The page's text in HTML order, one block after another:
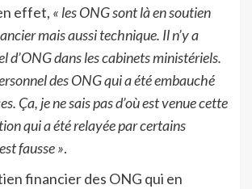
effet, « les ONG sont là en soutien
mais aussi technique. Il n’y a
d’ONG dans les cabinets ministériels.
des ONG qui a été embauché
Ça, je ne sais pas d’où est venue cette
qui a été relayée par certains
fausse ».
financier des ONG qui en